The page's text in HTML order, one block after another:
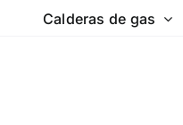
Calderas de gas